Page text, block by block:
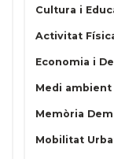
Cultura i
Activitat
Economia i
Medi
Memòria
Mobilitat